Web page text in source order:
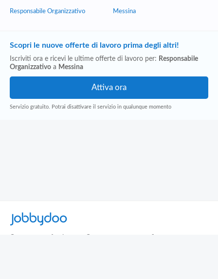
Responsabile Organizzativo Messina
Scopri le nuove offerte di lavoro prima degli altri!
Iscriviti ora e ricevi le ultime offerte di lavoro per: Responsabile
Organizzativo a Messina
Servizio gratuito. Potrai disattivare il servizio in qualunque momento
Jobbydoo